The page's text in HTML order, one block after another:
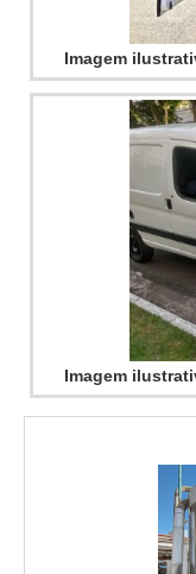
no segmento.
qualidade e
prejuízos com
não cumprem com
possível poupar
motivos para a
destaque quando
confiança e
são: Atendimento
experiência na
pagamento
resultado final;
prazo; Preço
SEGMENTONa
oferece uma
painel frigorífico.É
serviços e que
adquiridas
Imagem
Imagem